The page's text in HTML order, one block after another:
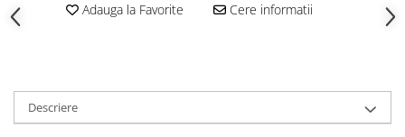
Adauga la Favorite Cere informatii
Descriere